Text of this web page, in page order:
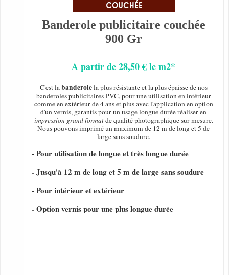
Banderole publicitaire couchée
900 Gr
A partir de 28,50 € le m2*
C'est labanderolela plus résistante et la plus épaisse de nos
banderoles publicitaires PVC, pour une utilisation en intérieur
comme en extérieur de 4 ans et plus avec l'application en option
d'un vernis, garantis pour un usage longue durée réaliser en
impression grand formatde qualité photographique sur mesure.
Nous pouvons imprimé un maximum de 12 m de long et 5 de
large sans soudure.
- Pour utilisation de longue et très longue durée
- Jusqu'à 12 m de long et 5 m de large sans soudure
- Pour intérieur et extérieur
- Option vernis pour une plus longue durée